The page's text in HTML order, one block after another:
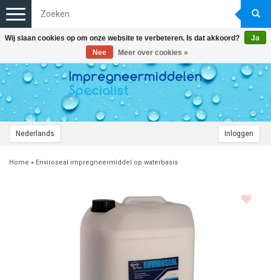
Nederlands Inloggen
Toggle
navigation
Home » Enviroseal impregneermiddel op waterbasis
Wij slaan cookies op om onze website te verbeteren. Is dat akkoord?
Ja
Nee
Meer over cookies »